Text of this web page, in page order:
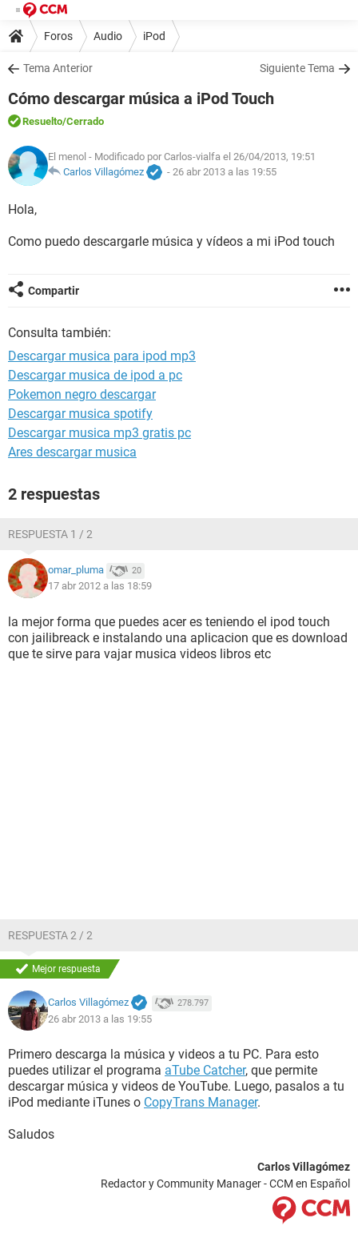
Foros Audio iPod
Tema Anterior Siguiente Tema
Cómo descargar música a iPod Touch
Resuelto/Cerrado
El menol - Modificado por Carlos-vialfa el 26/04/2013, 19:51
Carlos Villagómez
- 26 abr 2013 a las 19:55
Hola,
Como puedo descargarle música y vídeos a mi iPod touch
Compartir
Consulta también:
Descargar musica para ipod mp3
Descargar musica de ipod a pc
Pokemon negro descargar
Descargar musica spotify
Descargar musica mp3 gratis pc
Ares descargar musica
2 respuestas
RESPUESTA 1 / 2
omar_pluma 20
17 abr 2012 a las 18:59
la mejor forma que puedes acer es teniendo el ipod touch
con jailibreack e instalando una aplicacion que es download
que te sirve para vajar musica videos libros etc
RESPUESTA 2 / 2
Mejor respuesta
Carlos Villagómez 278.797
26 abr 2013 a las 19:55
Primero descarga la música y videos a tu PC. Para esto
puedes utilizar el programa aTube Catcher, que permite
descargar música y videos de YouTube. Luego, pasalos a tu
iPod mediante iTunes o CopyTrans Manager.
Saludos
Carlos Villagómez
Redactor y Community Manager - CCM en Español